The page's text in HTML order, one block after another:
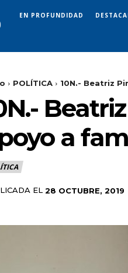
EN PROFUNDIDAD
POLÍTICA 10N.- Beatriz
a
EL 28 OCTUBRE, 2019